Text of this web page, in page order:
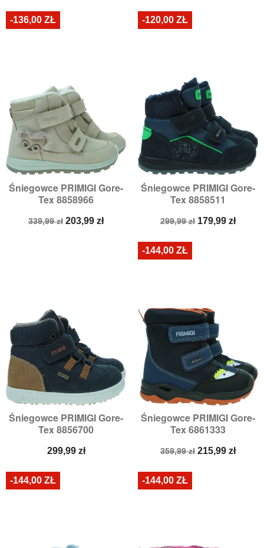
Śniegowce PRIMIGI Gore-
Tex 8858966
Cena
339,99 zł Cena
203,99 zł
-136,00 ZŁ
Śniegowce PRIMIGI Gore-
Tex 8858511
Cena
299,99 zł Cena
179,99 zł
-120,00 ZŁ
Śniegowce PRIMIGI Gore-
Tex 8856700
Cena
299,99 zł
Śniegowce PRIMIGI Gore-
Tex 6861333
Cena
359,99 zł Cena
215,99 zł
-144,00 ZŁ
-144,00 ZŁ -144,00 ZŁ